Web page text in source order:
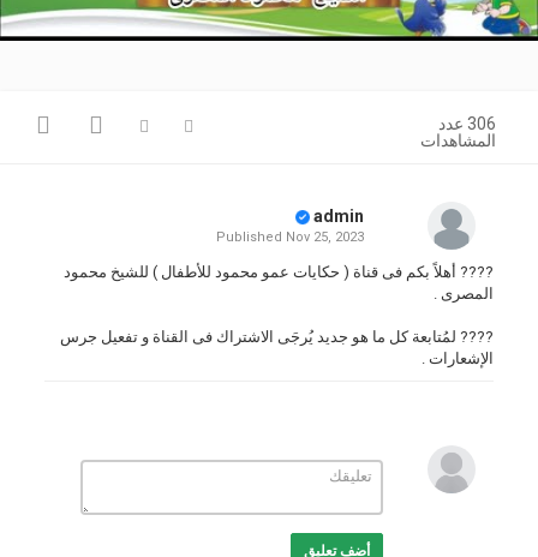
Video
306 عدد
المشاهدات
admin
Published Nov 25, 2023
???? أهلاً بكم فى قناة ( حكايات عمو محمود للأطفال ) للشيخ محمود
المصرى .
???? لمُتابعة كل ما هو جديد يُرجَى الاشتراك فى القناة و تفعيل جرس
الإشعارات .
???? القناة الرسمية للشيخ الدكتور محمود المصرى
https://youtube.com/c/DrMahmoudElmasry
???? قناة ( حكايات عمو محمود )
أضف تعليق